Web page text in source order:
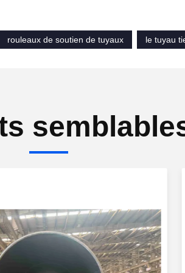
rouleaux de soutien de tuyaux le tuyau